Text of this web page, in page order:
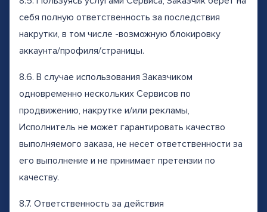
себя полную ответственность за последствия
накрутки, в том числе -возможную блокировку
аккаунта/профиля/страницы.
8.6. В случае использования Заказчиком
одновременно нескольких Сервисов по
продвижению, накрутке и/или рекламы,
Исполнитель не может гарантировать качество
выполняемого заказа, не несет ответственности за
его выполнение и не принимает претензии по
качеству.
8.7. Ответственность за действия